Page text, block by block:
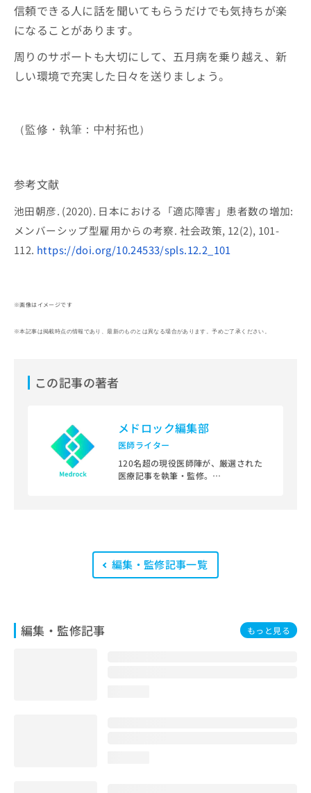
信頼できる人に話を聞いてもらうだけでも気持ちが楽
になることがあります。
周りのサポートも大切にして、五月病を乗り越え、新
しい環境で充実した日々を送りましょう。
（監修・執筆：中村拓也）
参考文献
池田朝彦. (2020). 日本における「適応障害」患者数の増加:
メンバーシップ型雇用からの考察. 社会政策, 12(2), 101-
112. https://doi.org/10.24533/spls.12.2_101
※画像はイメージです
※本記事は掲載時点の情報であり、最新のものとは異なる場合があります。予めご了承ください。
この記事の著者
メドロック編集部
医師ライター
120名超の現役医師陣が、厳選された
医療記事を執筆・監修。
編集・監修記事一覧
編集・監修記事 もっと見る